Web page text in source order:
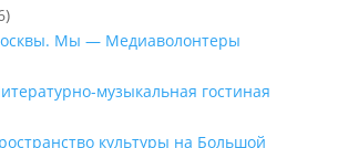
Мы — Медиаволонтеры
музыкальная гостиная
культуры на Большой